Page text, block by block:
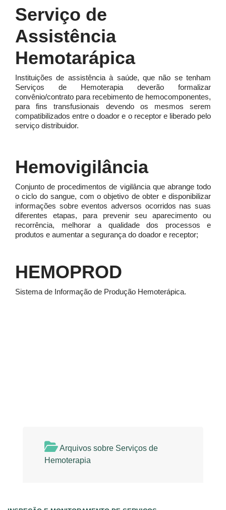
Serviço de
Assistência
Hemotarápica
Instituições de assistência à saúde, que não se tenham
Serviços de Hemoterapia deverão formalizar
convênio/contrato para recebimento de hemocomponentes,
para fins transfusionais devendo os mesmos serem
compatibilizados entre o doador e o receptor e liberado pelo
serviço distribuidor.
Hemovigilância
Conjunto de procedimentos de vigilância que abrange todo
o ciclo do sangue, com o objetivo de obter e disponibilizar
informações sobre eventos adversos ocorridos nas suas
diferentes etapas, para prevenir seu aparecimento ou
recorrência, melhorar a qualidade dos processos e
produtos e aumentar a segurança do doador e receptor;
HEMOPROD
Sistema de Informação de Produção Hemoterápica.
Arquivos sobre Serviços de
Hemoterapia